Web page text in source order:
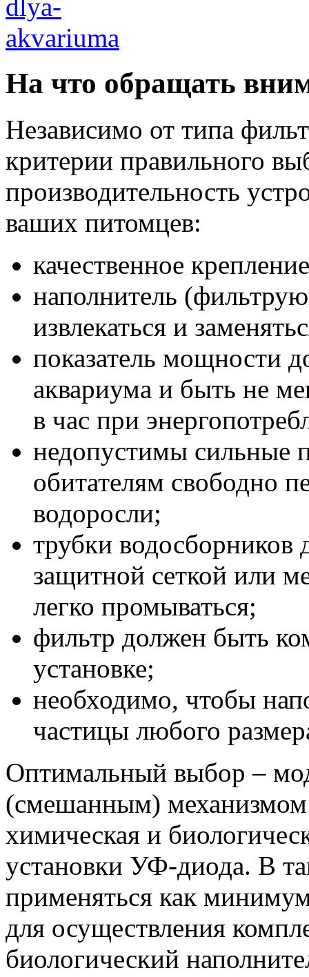
На что обращать
Независимо от типа
критерии правильного
производительность
ваших питомцев:
качественное
наполнитель
извлекаться и
показатель мощности
аквариума и быть не
в час при
недопустимы
обитателям свободно
водоросли;
трубки
защитной сеткой или
легко промываться;
фильтр должен быть
установке;
необходимо, чтобы
частицы любого
Оптимальный выбор –
(смешанным) механизмом
химическая и
установки УФ-диода. В
применяться как
для осуществления
биологический